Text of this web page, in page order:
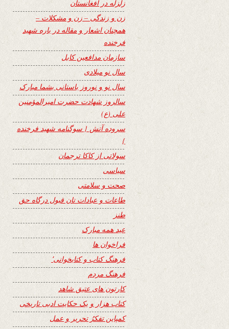
زلزله در افغانستان
زن و زندگی – زن و مشکلات –
همچنان اشعار و مقاله در باره شهید
فرخنده
سازمان مدافعین کابل
سال نو میلادی
سال نو و نوروز باستانی بشما مبارک
سالروز شهادت حضرت امیرالمؤمنین
علی (ع)
سروده آتش { سوگنامه شهید فرخنده
}
سولاتی از کاکا ترجمان
سیاسی
صحت و سلامتی
طاعات و عبادات تان قبول درگاه حق
طنز
عید همه مبارک
فراخوان ها
فرهنگ کتاب و کتابخوانی٬
فرهنگ مردم
کارتون های عتیق شاهد
کتاب هزار و یک حکایت ادبی تاریخی
کمپاین تفکرُ تحریر و عمل